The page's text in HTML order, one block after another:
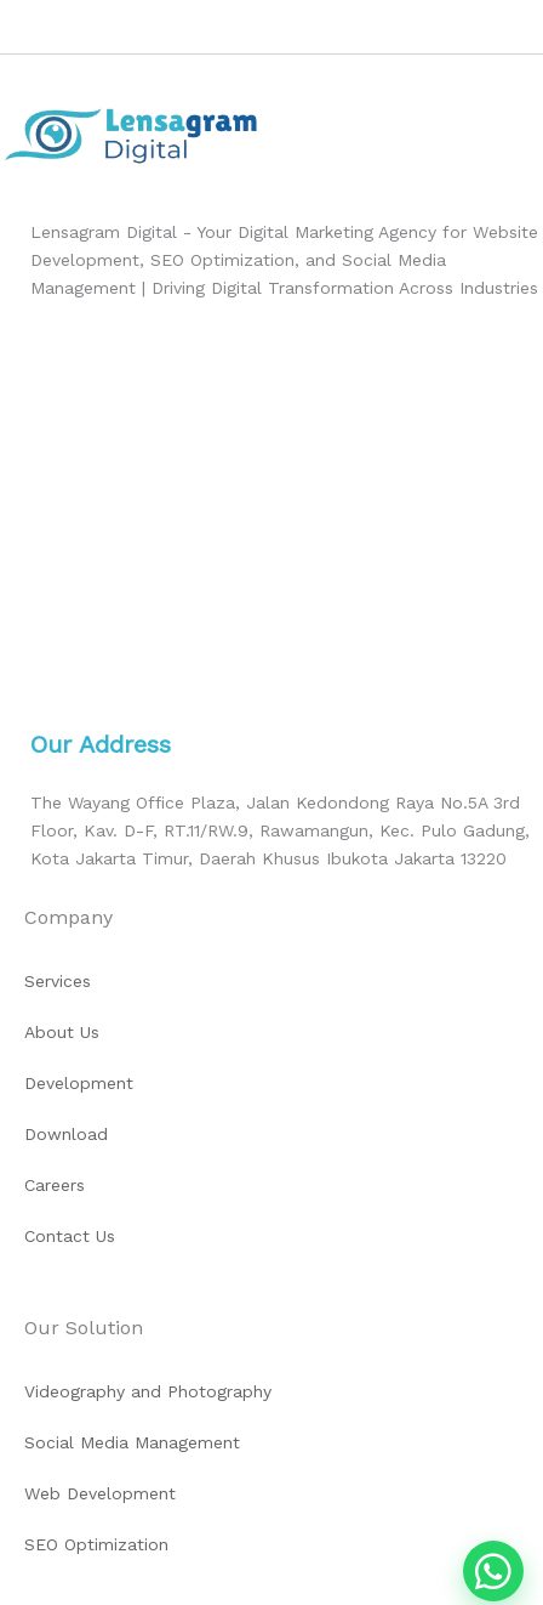
Lensagram Digital - Your Digital Marketing Agency for Website
Development, SEO Optimization, and Social Media
Management | Driving Digital Transformation Across Industries
Our Address
The Wayang Office Plaza, Jalan Kedondong Raya No.5A 3rd
Floor, Kav. D-F, RT.11/RW.9, Rawamangun, Kec. Pulo Gadung,
Kota Jakarta Timur, Daerah Khusus Ibukota Jakarta 13220
Company
Services
About Us
Development
Download
Careers
Contact Us
Our Solution
Videography and Photography
Social Media Management
Web Development
SEO Optimization